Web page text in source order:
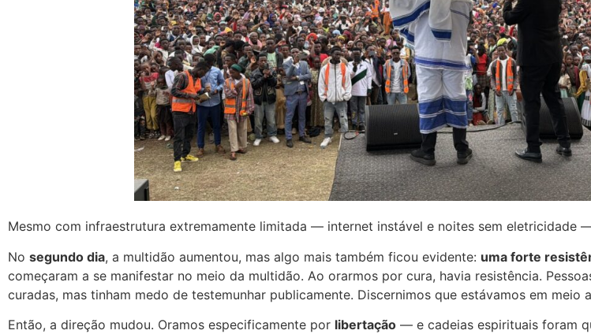
Mesmo com infraestrutura extremamente limitada — internet instável e noites sem eletricidade
No segundo dia, a multidão aumentou, mas algo mais também ficou evidente: uma forte
começaram a se manifestar no meio da multidão. Ao orarmos por cura, havia resistência.
curadas, mas tinham medo de testemunhar publicamente. Discernimos que estávamos em meio
Então, a direção mudou. Oramos especificamente por libertação — e cadeias espirituais foram